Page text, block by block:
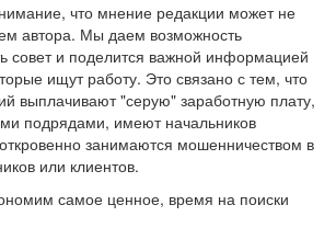
что мнение редакции может не
автора. Мы даем возможность
совет и поделится важной информацией
ищут работу. Это связано с тем, что
выплачивают "серую" заработную плату,
подрядами, имеют начальников
занимаются мошенничеством в
или клиентов.
самое ценное, время на поиски